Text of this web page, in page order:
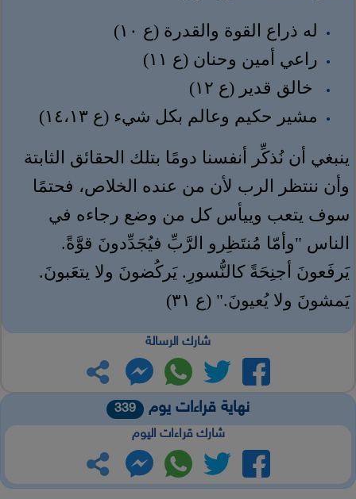
له ذراع القوة والقدرة (ع ١٠)
راعي أمين وحنان (ع ١١)
خالق قدير (ع ١٢)
مشير حكيم وعالم بكل شيء (ع ١٤،١٣)
ينبغي أن نُذكِّر أنفسنا دومًا بتلك الحقائق الثابتة
وأن ننتظر الرب لأن من عنده الخلاص، فحتمًا
سوف يتعب وييأس كل من وضع رجاءه في
الناس "وأمّا مُنتَظِرو الرَّبِّ فيُجَدِّدونَ قوَّةً.
يَرفَعونَ أجنِحَةً كالنُّسورِ. يَركُضونَ ولا يتعَبونَ.
يَمشونَ ولا يُعيونَ." (ع ٣١)
شارك الرسالة
نهاية قراءات يوم 339
شارك قراءات اليوم